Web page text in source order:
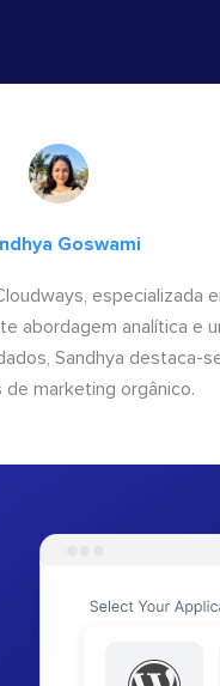
Goswami
especializada
abordagem analítica e
Sandhya destaca-
de marketing orgânico.